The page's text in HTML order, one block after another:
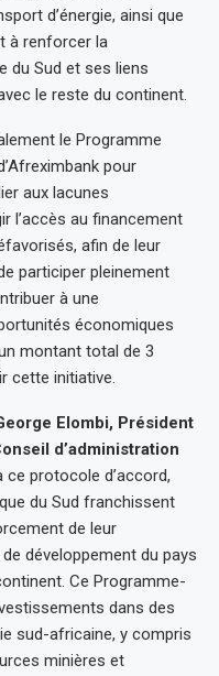
d’énergie, ainsi que
à renforcer la
du Sud et ses liens
le reste du continent.
le Programme
pour
aux lacunes
l’accès au financement
afin de leur
participer pleinement
à une
économiques
montant total de 3
cette initiative.
Elombi, Président
d’administration
ce protocole d’accord,
du Sud franchissent
de leur
développement du pays
Ce Programme-
dans des
sud-africaine, y compris
minières et